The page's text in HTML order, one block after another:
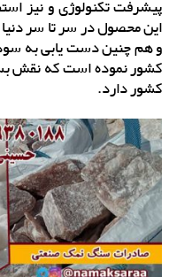
پیشرفت تکنولوژی و نیز
این محصول در سر تا سر
و هم چنین دست یابی به
کشور نموده است که نقش
کشور دارد.